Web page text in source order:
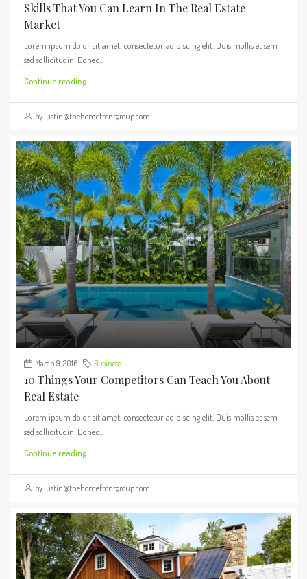
Skills That You Can Learn In The Real Estate
Market
Lorem ipsum dolor sit amet, consectetur adipiscing elit. Duis mollis et sem
sed sollicitudin. Donec...
Continue reading
by justin@thehomefrontgroup.com
March 9, 2016 Business
10 Things Your Competitors Can Teach You About
Real Estate
Lorem ipsum dolor sit amet, consectetur adipiscing elit. Duis mollis et sem
sed sollicitudin. Donec...
Continue reading
by justin@thehomefrontgroup.com